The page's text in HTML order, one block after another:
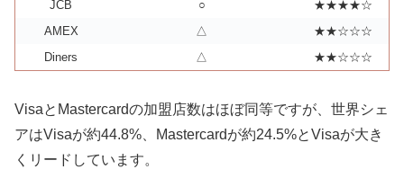
JCB
○
★★★★☆
AMEX
△
★★☆☆☆
Diners
△ ★★☆☆☆
VisaとMastercardの加盟店数はほぼ同等ですが、世界シェ
アはVisaが約44.8%、Mastercardが約24.5%とVisaが大き
くリードしています。